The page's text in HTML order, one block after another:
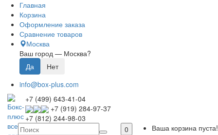
Главная
Корзина
Оформление заказа
Сравнение товаров
Москва
Ваш город — Москва?
info@box-plus.com
+7 (499) 643-41-04
+7 (919) 284-97-37
+7 (812) 244-98-03
0
Ваша корзина пуста!